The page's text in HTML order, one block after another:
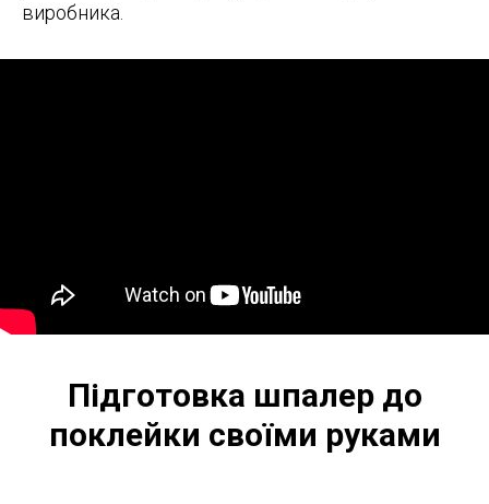
виробника.
Підготовка шпалер до
поклейки своїми руками